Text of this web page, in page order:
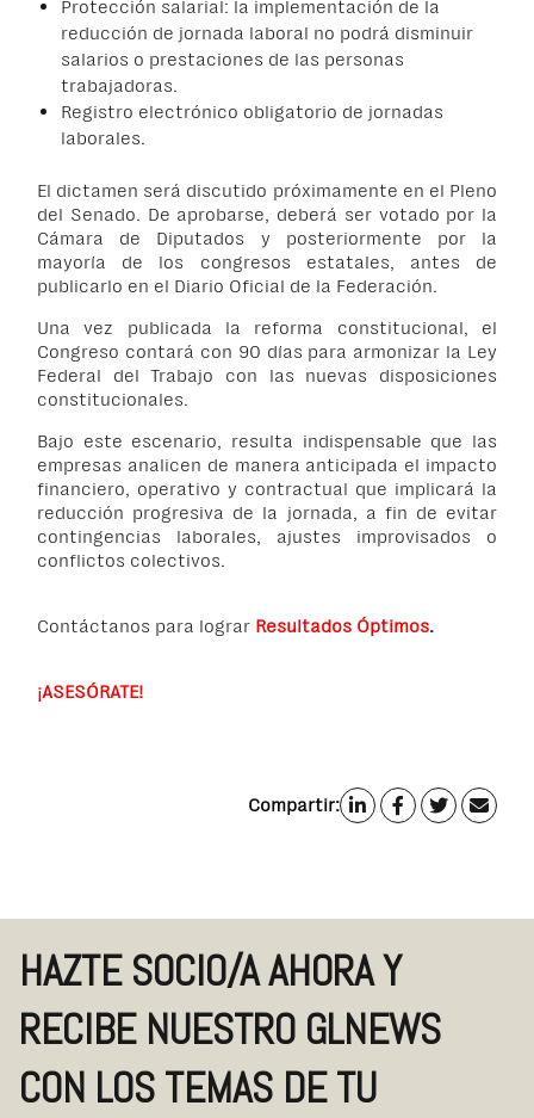
Protección salarial: la implementación de la
reducción de jornada laboral no podrá disminuir
salarios o prestaciones de las personas
trabajadoras.
Registro electrónico obligatorio de jornadas
laborales.
El dictamen será discutido próximamente en el Pleno
del Senado. De aprobarse, deberá ser votado por la
Cámara de Diputados y posteriormente por la
mayoría de los congresos estatales, antes de
publicarlo en el Diario Oficial de la Federación.
Una vez publicada la reforma constitucional, el
Congreso contará con 90 días para armonizar la Ley
Federal del Trabajo con las nuevas disposiciones
constitucionales.
Bajo este escenario, resulta indispensable que las
empresas analicen de manera anticipada el impacto
financiero, operativo y contractual que implicará la
reducción progresiva de la jornada, a fin de evitar
contingencias laborales, ajustes improvisados o
conflictos colectivos.
Contáctanos para lograr Resultados Óptimos.
¡ASESÓRATE!
Compartir:
HAZTE SOCIO/A AHORA Y
RECIBE NUESTRO GLNEWS
CON LOS TEMAS DE TU